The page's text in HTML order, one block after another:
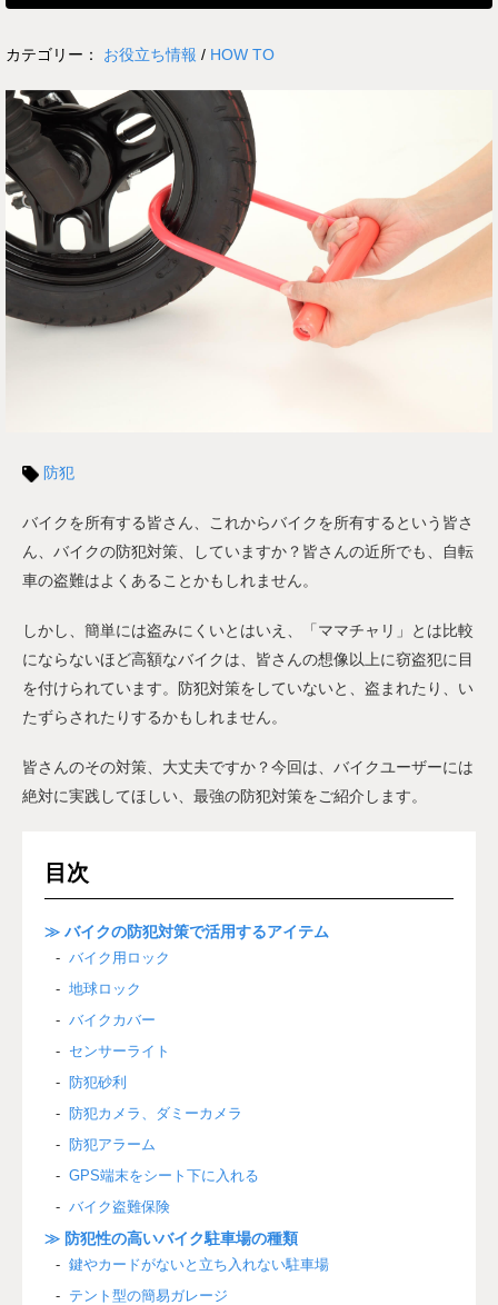
カテゴリー： お役立ち情報 / HOW TO
防犯
バイクを所有する皆さん、これからバイクを所有するという皆さ
ん、バイクの防犯対策、していますか？皆さんの近所でも、自転
車の盗難はよくあることかもしれません。
しかし、簡単には盗みにくいとはいえ、「ママチャリ」とは比較
にならないほど高額なバイクは、皆さんの想像以上に窃盗犯に目
を付けられています。防犯対策をしていないと、盗まれたり、い
たずらされたりするかもしれません。
皆さんのその対策、大丈夫ですか？今回は、バイクユーザーには
絶対に実践してほしい、最強の防犯対策をご紹介します。
目次
≫ バイクの防犯対策で活用するアイテム
バイク用ロック
地球ロック
バイクカバー
センサーライト
防犯砂利
防犯カメラ、ダミーカメラ
防犯アラーム
GPS端末をシート下に入れる
バイク盗難保険
≫ 防犯性の高いバイク駐車場の種類
鍵やカードがないと立ち入れない駐車場
テント型の簡易ガレージ